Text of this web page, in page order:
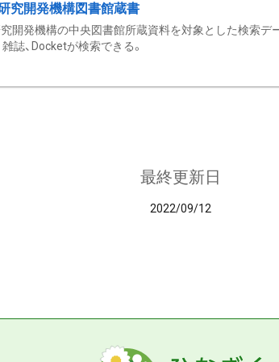
究開発機構図書館蔵書
開発機構の中央図書館所蔵資料を対象とした検索デ
雑誌、Docketが検索できる。
最終更新日
2022/09/12